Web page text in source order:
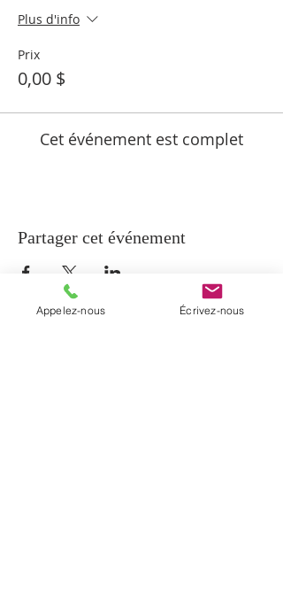
Plus d'info
Prix
0,00 $
Cet événement est complet
Partager cet événement
Appelez-nous Écrivez-nous